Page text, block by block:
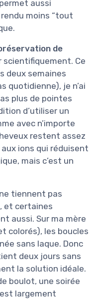
aussi
moins “tout
de
scientifiquement. Ce
deux semaines
quotidienne), je n’ai
plus de pointes
d’utiliser un
avec n’importe
restent assez
ions qui réduisent
mais c’est un
tiennent pas
et certaines
aussi. Sur ma mère
colorés), les boucles
sans laque. Donc
deux jours sans
la solution idéale.
boulot, une soirée
largement